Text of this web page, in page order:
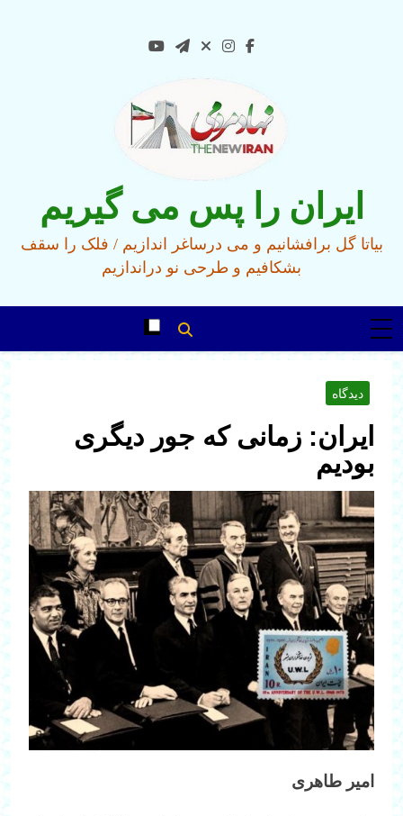
ایران را پس می گیریم
بیاتا گل برافشانیم و می درساغر اندازیم / فلک را سقف
بشکافیم و طرحی نو دراندازیم
دیدگاه
ایران: زمانی که جور دیگری
بودیم
امیر طاهری